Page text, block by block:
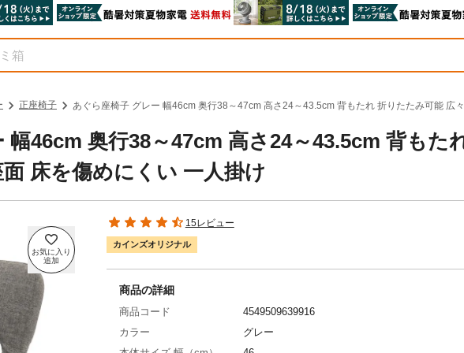
正座椅子 あぐら座椅子 グレー 幅46cm 奥行38～47cm 高さ24～43.5cm 背もたれ 折りたたみ可能 広
幅46cm 奥行38～47cm 高さ24～43.5cm 背もた
床を傷めにくい 一人掛け
15レビュー
カインズオリジナル
商品の詳細
商品コード
4549509639916
カラー
グレー